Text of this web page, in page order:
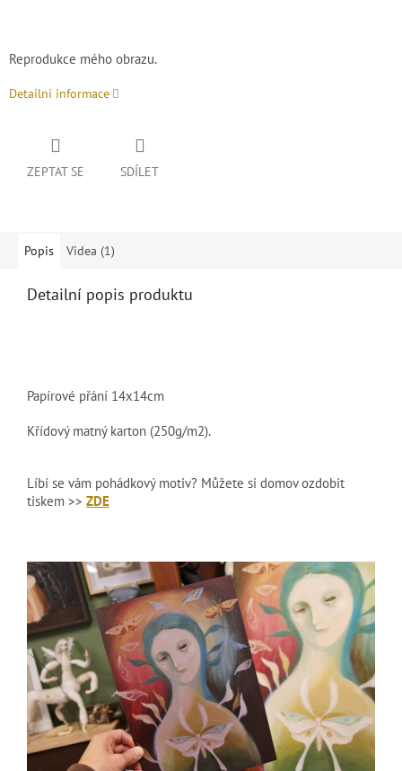
Reprodukce mého obrazu.
Detailní informace
ZEPTAT SE SDÍLET
Popis Videa (1)
Detailní popis produktu
Papírové přání 14x14cm
Křídový matný karton (250g/m2).
Líbí se vám pohádkový motiv? Můžete si domov ozdobit
tiskem >> ZDE